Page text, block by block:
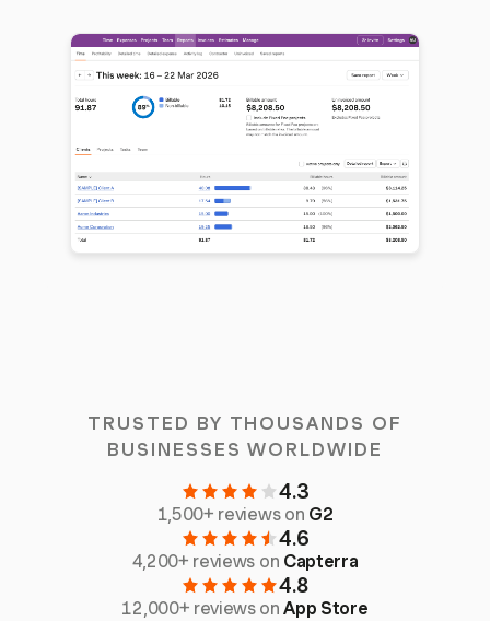
TRUSTED BY THOUSANDS OF
BUSINESSES WORLDWIDE
4.3
1,500+ reviews on G2
4.6
4,200+ reviews on Capterra
4.8
12,000+ reviews onApp Store